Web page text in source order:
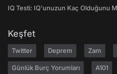
IQ Testi: IQ'unuzun Kaç Olduğunu
Keşfet
Twitter Deprem Zam
Günlük Burç Yorumları A101